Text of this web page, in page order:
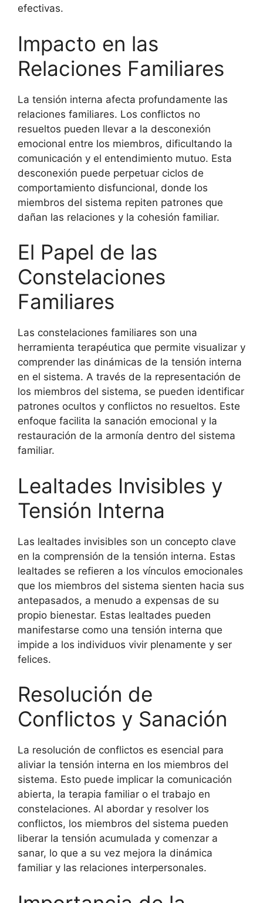
efectivas.
Impacto en las
Relaciones Familiares
La tensión interna afecta profundamente las
relaciones familiares. Los conflictos no
resueltos pueden llevar a la desconexión
emocional entre los miembros, dificultando la
comunicación y el entendimiento mutuo. Esta
desconexión puede perpetuar ciclos de
comportamiento disfuncional, donde los
miembros del sistema repiten patrones que
dañan las relaciones y la cohesión familiar.
El Papel de las
Constelaciones
Familiares
Las constelaciones familiares son una
herramienta terapéutica que permite visualizar y
comprender las dinámicas de la tensión interna
en el sistema. A través de la representación de
los miembros del sistema, se pueden identificar
patrones ocultos y conflictos no resueltos. Este
enfoque facilita la sanación emocional y la
restauración de la armonía dentro del sistema
familiar.
Lealtades Invisibles y
Tensión Interna
Las lealtades invisibles son un concepto clave
en la comprensión de la tensión interna. Estas
lealtades se refieren a los vínculos emocionales
que los miembros del sistema sienten hacia sus
antepasados, a menudo a expensas de su
propio bienestar. Estas lealtades pueden
manifestarse como una tensión interna que
impide a los individuos vivir plenamente y ser
felices.
Resolución de
Conflictos y Sanación
La resolución de conflictos es esencial para
aliviar la tensión interna en los miembros del
sistema. Esto puede implicar la comunicación
abierta, la terapia familiar o el trabajo en
constelaciones. Al abordar y resolver los
conflictos, los miembros del sistema pueden
liberar la tensión acumulada y comenzar a
sanar, lo que a su vez mejora la dinámica
familiar y las relaciones interpersonales.